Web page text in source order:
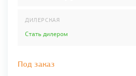
ДИЛЕРСКАЯ
Стать дилером
Под заказ